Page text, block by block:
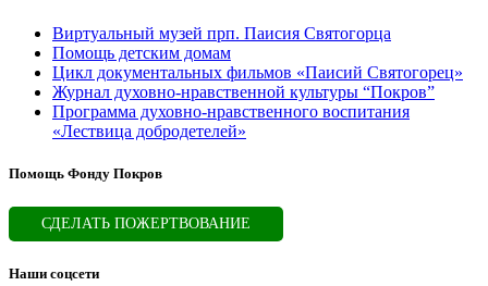
Виртуальный музей прп. Паисия Святогорца
Помощь детским домам
Цикл документальных фильмов «Паисий Святогорец»
Журнал духовно-нравственной культуры “Покров”
Программа духовно-нравственного воспитания
«Лествица добродетелей»
Помощь Фонду Покров
СДЕЛАТЬ ПОЖЕРТВОВАНИЕ
Наши соцсети